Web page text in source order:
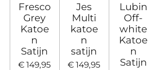
Fresco
Grey
Katoe
n
Satijn
€ 149,95
Jes
Multi
katoe
n
satijn
€ 149,95
Lubin
Off-
white
Katoe
n
Satijn